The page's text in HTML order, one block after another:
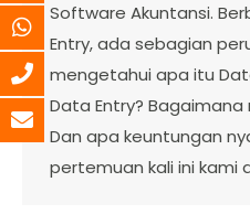
Software Akuntansi.
Entry, ada sebagian
mengetahui apa itu
Data Entry?
Dan apa keuntungan
pertemuan kali ini kami